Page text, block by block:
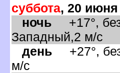
суббота, 20 июня
ночь +17°, без
Западный,2 м/с
день +27°,
м/с